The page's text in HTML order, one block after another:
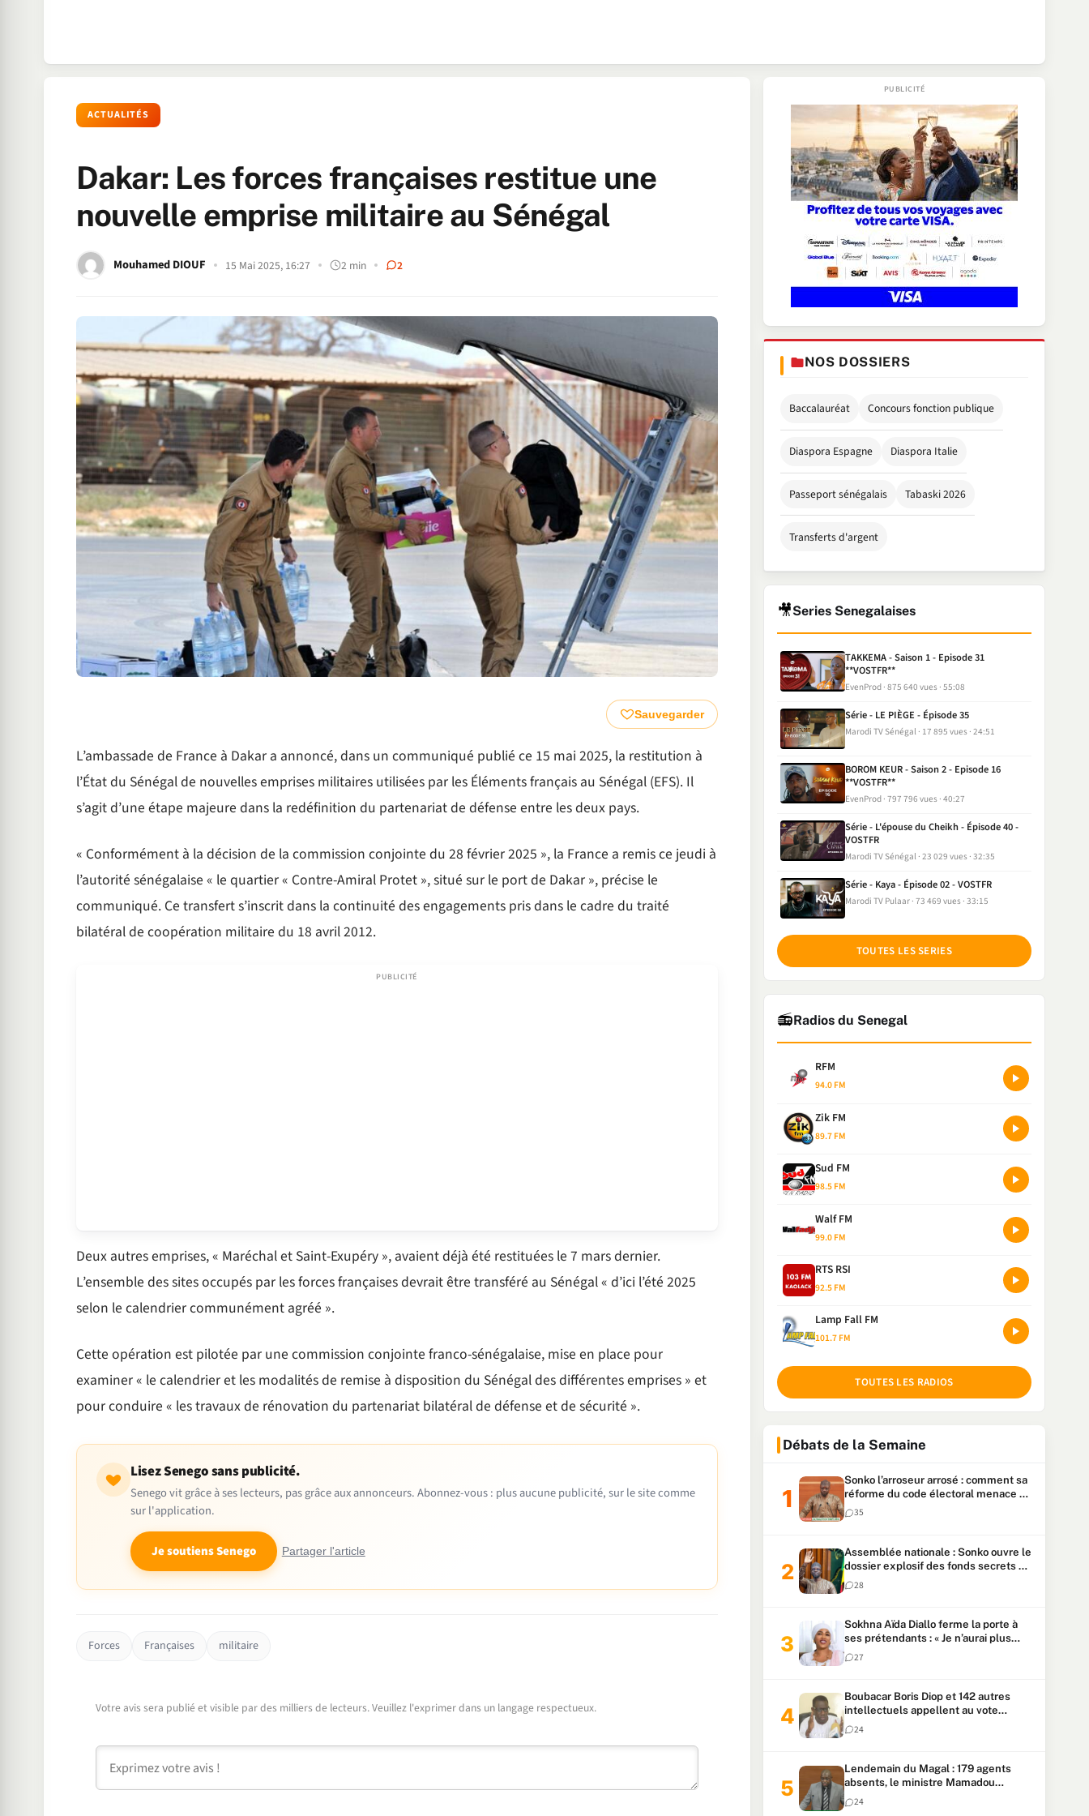
ACTUALITÉS
Dakar: Les forces françaises restitue une
nouvelle emprise militaire au Sénégal
Mouhamed DIOUF 15 Mai 2025, 16:27 2 min 2
Sauvegarder
L’ambassade de France à Dakar a annoncé, dans un communiqué publié ce 15 mai 2025, la restitution à
l’État du Sénégal de nouvelles emprises militaires utilisées par les Éléments français au Sénégal (EFS). Il
s’agit d’une étape majeure dans la redéfinition du partenariat de défense entre les deux pays.
« Conformément à la décision de la commission conjointe du 28 février 2025 », la France a remis ce jeudi à
l’autorité sénégalaise « le quartier « Contre-Amiral Protet », situé sur le port de Dakar », précise le
communiqué. Ce transfert s’inscrit dans la continuité des engagements pris dans le cadre du traité
bilatéral de coopération militaire du 18 avril 2012.
Deux autres emprises, « Maréchal et Saint-Exupéry », avaient déjà été restituées le 7 mars dernier.
L’ensemble des sites occupés par les forces françaises devrait être transféré au Sénégal « d’ici l’été 2025
selon le calendrier communément agréé ».
Cette opération est pilotée par une commission conjointe franco-sénégalaise, mise en place pour
examiner « le calendrier et les modalités de remise à disposition du Sénégal des différentes emprises » et
pour conduire « les travaux de rénovation du partenariat bilatéral de défense et de sécurité ».
Lisez Senego sans publicité.
Senego vit grâce à ses lecteurs, pas grâce aux annonceurs. Abonnez-vous : plus aucune publicité, sur le site comme
sur l'application.
Je soutiens Senego Partager l'article
Forces Françaises militaire
Votre avis sera publié et visible par des milliers de lecteurs. Veuillez l'exprimer dans un langage respectueux.
NOS DOSSIERS
Baccalauréat Concours fonction publique
Diaspora Espagne Diaspora Italie
Passeport sénégalais Tabaski 2026
Transferts d'argent
🎥Series Senegalaises
TAKKEMA - Saison 1 - Episode 31
**VOSTFR**
EvenProd 875 640 vues 55:08
Série - LE PIÈGE - Épisode 35
Marodi TV Sénégal 17 895 vues 24:51
BOROM KEUR - Saison 2 - Episode 16
**VOSTFR**
EvenProd 797 796 vues 40:27
Série - L'épouse du Cheikh - Épisode 40 -
VOSTFR
Marodi TV Sénégal 23 029 vues 32:35
Série - Kaya - Épisode 02 - VOSTFR
Marodi TV Pulaar 73 469 vues 33:15
TOUTES LES SERIES
📻Radios du Senegal
RFM
94.0 FM
Zik FM
89.7 FM
Sud FM
98.5 FM
Walf FM
99.0 FM
RTS RSI
92.5 FM
Lamp Fall FM
101.7 FM
TOUTES LES RADIOS
Débats de la Semaine
Sonko l’arroseur arrosé : comment sa
réforme du code électoral menace sa
candidature
35
Assemblée nationale : Sonko ouvre le
dossier explosif des fonds secrets et
du patrimoine présidentiel
28
Sokhna Aïda Diallo ferme la porte à
ses prétendants : « Je n’aurai plus
jamais un autre mari »
27
Boubacar Boris Diop et 142 autres
intellectuels appellent au vote
urgent de la révision
constitutionnelle
24
Lendemain du Magal : 179 agents
absents, le ministre Mamadou
Lamine Dianté exige des explications
24